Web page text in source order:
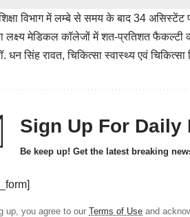
विभाग में लम्बे से समय के बाद 34
लक्ष्य मेडिकल कॉलेजों में शत-प्रतिशत फैकल्टी
धन सिंह रावत, चिकित्सा स्वास्थ्य एवं चिकित्सा
Sign Up For Daily
Be keep up! Get the latest breaking
up, you agree to our Terms of Use and